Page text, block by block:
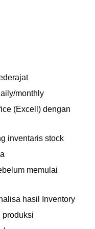
monthly
(Excell) dengan
inventaris stock
memulai
hasil Inventory
produksi